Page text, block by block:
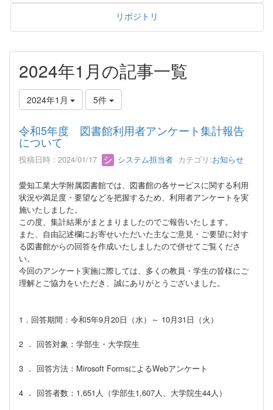
リポジトリ
2024年1月の記事一覧
2024年1月 5件
令和5年度 図書館利用者アンケート集計報告
について
投稿日時 : 2024/01/17 システム担当者 カテゴリ:お知らせ
愛知工業大学附属図書館では、図書館の各サービスに関する利用
状況や満足度・要望などを把握するため、利用者アンケートを実
施いたしました。
この度、集計結果がまとまりましたのでご報告いたします。
また、自由記述欄にお寄せいただいた主なご意見・ご要望に対す
る図書館からの回答を作成いたしましたので併せてご覧くださ
い。
今回のアンケート実施に際しては、多くの教員・学生の皆様にご
理解とご協力をいただき、誠にありがとうございました。
1．回答期間：令和5年9月20日（水）～ 10月31日（火）
2 ． 回答対象：学部生・大学院生
3 ． 回答方法：Mirosoft FormsによるWebアンケート
4 ． 回答者数：1,651人（学部生1,607人、大学院生44人）